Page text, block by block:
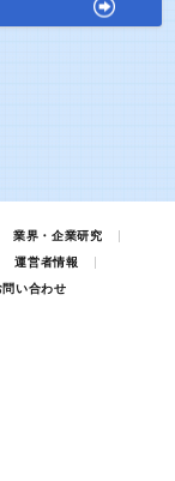
業界・企業研究
運営者情報
問い合わせ